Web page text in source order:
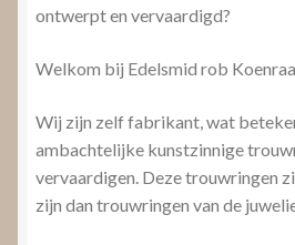
ontwerpt en vervaardigd?
Welkom bij Edelsmid rob
Wij zijn zelf fabrikant, wat
ambachtelijke kunstzinnige
vervaardigen. Deze trouwringen
zijn dan trouwringen van de